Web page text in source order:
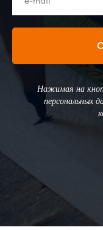
Нажимая на
персональных